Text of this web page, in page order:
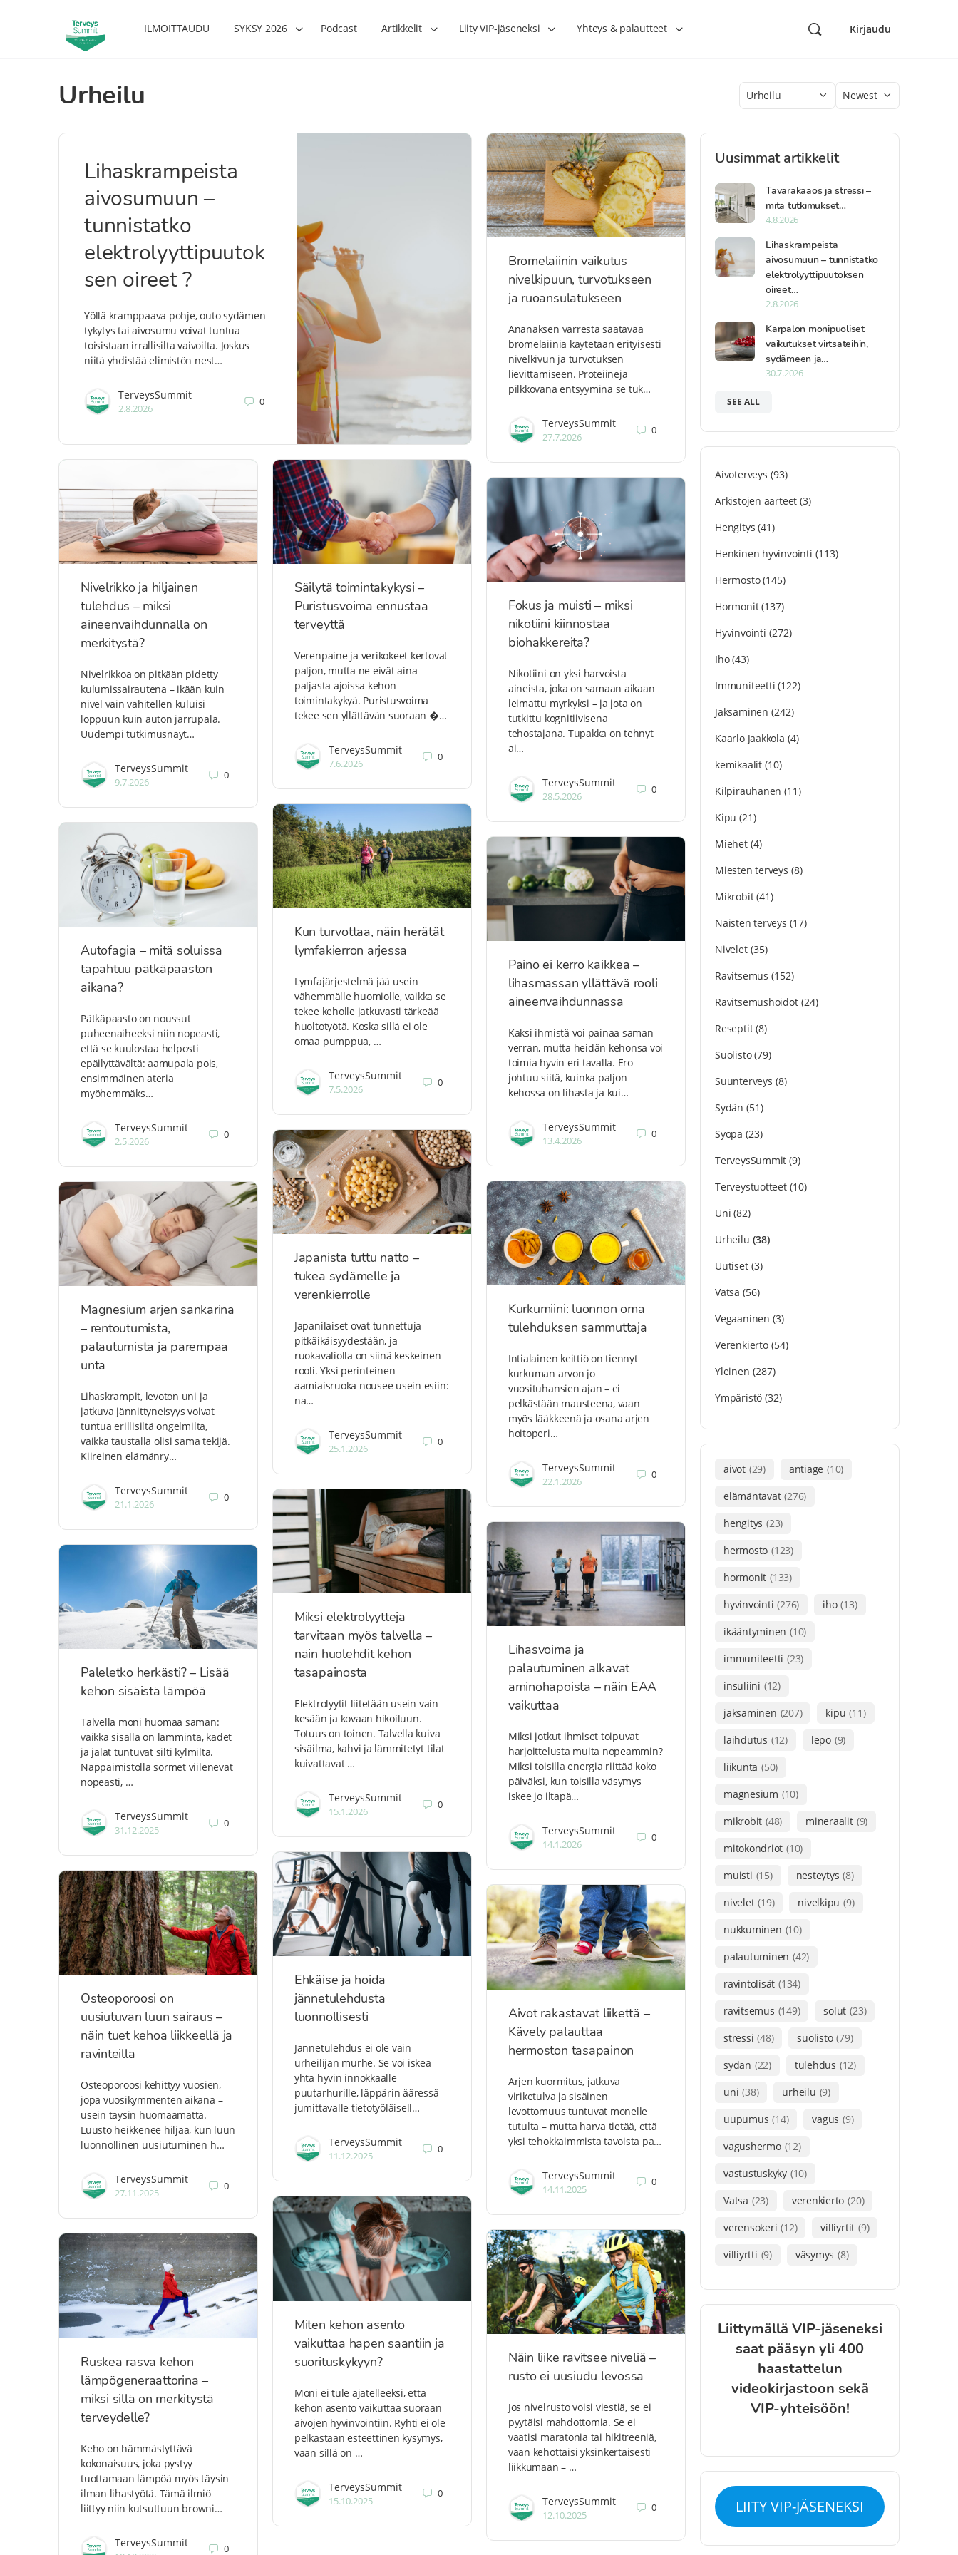
ILMOITTAUDU SYKSY 2026 Podcast Artikkelit Liity VIP-jäseneksi Yhteys & palautteet Kirjaudu
Urheilu Category
Sort
Lihaskrampeista
aivosumuun –
tunnistatko
elektrolyyttipuutok
sen oireet ?
Yöllä kramppaava pohje, outo sydämen
tykytys tai aivosumu voivat tuntua
toisistaan irrallisilta vaivoilta. Joskus
niitä yhdistää elimistön nest…
TerveysSummit
2.8.2026
0
Bromelaiinin vaikutus
nivelkipuun, turvotukseen
ja ruoansulatukseen
Ananaksen varresta saatavaa
bromelaiinia käytetään erityisesti
nivelkivun ja turvotuksen
lievittämiseen. Proteiineja
pilkkovana entsyyminä se tuk…
TerveysSummit
27.7.2026
0
Nivelrikko ja hiljainen
tulehdus – miksi
aineenvaihdunnalla on
merkitystä?
Nivelrikkoa on pitkään pidetty
kulumissairautena – ikään kuin
nivel vain vähitellen kuluisi
loppuun kuin auton jarrupala.
Uudempi tutkimusnäyt…
TerveysSummit
9.7.2026
0
Säilytä toimintakykysi –
Puristusvoima ennustaa
terveyttä
Verenpaine ja verikokeet kertovat
paljon, mutta ne eivät aina
paljasta ajoissa kehon
toimintakykyä. Puristusvoima
tekee sen yllättävän suoraan �…
TerveysSummit
7.6.2026
0
Fokus ja muisti – miksi
nikotiini kiinnostaa
biohakkereita?
Nikotiini on yksi harvoista
aineista, joka on samaan aikaan
leimattu myrkyksi – ja jota on
tutkittu kognitiivisena
tehostajana. Tupakka on tehnyt
ai…
TerveysSummit
28.5.2026
0
Kun turvottaa, näin herätät
lymfakierron arjessa
Lymfajärjestelmä jää usein
vähemmälle huomiolle, vaikka se
tekee keholle jatkuvasti tärkeää
huoltotyötä. Koska sillä ei ole
omaa pumppua, …
TerveysSummit
7.5.2026
0
Autofagia – mitä soluissa
tapahtuu pätkäpaaston
aikana?
Pätkäpaasto on noussut
puheenaiheeksi niin nopeasti,
että se kuulostaa helposti
epäilyttävältä: aamupala pois,
ensimmäinen ateria
myöhemmäks…
TerveysSummit
2.5.2026
0
Paino ei kerro kaikkea –
lihasmassan yllättävä rooli
aineenvaihdunnassa
Kaksi ihmistä voi painaa saman
verran, mutta heidän kehonsa voi
toimia hyvin eri tavalla. Ero
johtuu siitä, kuinka paljon
kehossa on lihasta ja kui…
TerveysSummit
13.4.2026
0
Japanista tuttu natto –
tukea sydämelle ja
verenkierrolle
Japanilaiset ovat tunnettuja
pitkäikäisyydestään, ja
ruokavaliolla on siinä keskeinen
rooli. Yksi perinteinen
aamiaisruoka nousee usein esiin:
na…
TerveysSummit
25.1.2026
0
Kurkumiini: luonnon oma
tulehduksen sammuttaja
Intialainen keittiö on tiennyt
kurkuman arvon jo
vuosituhansien ajan – ei
pelkästään mausteena, vaan
myös lääkkeenä ja osana arjen
hoitoperi…
TerveysSummit
22.1.2026
0
Magnesium arjen sankarina
– rentoutumista,
palautumista ja parempaa
unta
Lihaskrampit, levoton uni ja
jatkuva jännittyneisyys voivat
tuntua erillisiltä ongelmilta,
vaikka taustalla olisi sama tekijä.
Kiireinen elämänry…
TerveysSummit
21.1.2026
0
Miksi elektrolyyttejä
tarvitaan myös talvella –
näin huolehdit kehon
tasapainosta
Elektrolyytit liitetään usein vain
kesään ja kovaan hikoiluun.
Totuus on toinen. Talvella kuiva
sisäilma, kahvi ja lämmitetyt tilat
kuivattavat …
TerveysSummit
15.1.2026
0
Lihasvoima ja
palautuminen alkavat
aminohapoista – näin EAA
vaikuttaa
Miksi jotkut ihmiset toipuvat
harjoittelusta muita nopeammin?
Miksi toisilla energia riittää koko
päiväksi, kun toisilla väsymys
iskee jo iltapä…
TerveysSummit
14.1.2026
0
Paleletko herkästi? – Lisää
kehon sisäistä lämpöä
Talvella moni huomaa saman:
vaikka sisällä on lämmintä, kädet
ja jalat tuntuvat silti kylmiltä.
Näppäimistöllä sormet viilenevät
nopeasti, …
TerveysSummit
31.12.2025
0
Ehkäise ja hoida
jännetulehdusta
luonnollisesti
Jännetulehdus ei ole vain
urheilijan murhe. Se voi iskeä
yhtä hyvin innokkaalle
puutarhurille, läppärin ääressä
jumittavalle tietotyöläisell…
TerveysSummit
11.12.2025
0
Osteoporoosi on
uusiutuvan luun sairaus –
näin tuet kehoa liikkeellä ja
ravinteilla
Osteoporoosi kehittyy vuosien,
jopa vuosikymmenten aikana –
usein täysin huomaamatta.
Luusto heikkenee hiljaa, kun luun
luonnollinen uusiutuminen h…
TerveysSummit
27.11.2025
0
Aivot rakastavat liikettä –
Kävely palauttaa
hermoston tasapainon
Arjen kuormitus, jatkuva
viriketulva ja sisäinen
levottomuus tuntuvat monelle
tutulta – mutta harva tietää, että
yksi tehokkaimmista tavoista pa…
TerveysSummit
14.11.2025
0
Miten kehon asento
vaikuttaa hapen saantiin ja
suorituskykyyn?
Moni ei tule ajatelleeksi, että
kehon asento vaikuttaa suoraan
aivojen hyvinvointiin. Ryhti ei ole
pelkästään esteettinen kysymys,
vaan sillä on …
TerveysSummit
15.10.2025
0
Näin liike ravitsee niveliä –
rusto ei uusiudu levossa
Jos nivelrusto voisi viestiä, se ei
pyytäisi mahdottomia. Se ei
vaatisi maratonia tai hikitreeniä,
vaan kehottaisi yksinkertaisesti
liikkumaan – …
TerveysSummit
12.10.2025
0
Ruskea rasva kehon
lämpögeneraattorina –
miksi sillä on merkitystä
terveydelle?
Keho on hämmästyttävä
kokonaisuus, joka pystyy
tuottamaan lämpöä myös täysin
ilman lihastyötä. Tämä ilmiö
liittyy niin kutsuttuun browni…
TerveysSummit 0
Uusimmat artikkelit
Tavarakaaos ja stressi –
mitä tutkimukset…
4.8.2026
Lihaskrampeista
aivosumuun – tunnistatko
elektrolyyttipuutoksen
oireet…
2.8.2026
Karpalon monipuoliset
vaikutukset virtsateihin,
sydämeen ja…
30.7.2026
SEE ALL
Aivoterveys (93)
Arkistojen aarteet (3)
Hengitys (41)
Henkinen hyvinvointi (113)
Hermosto(145)
Hormonit(137)
Hyvinvointi (272)
Iho(43)
Immuniteetti (122)
Jaksaminen (242)
Kaarlo Jaakkola (4)
kemikaalit(10)
Kilpirauhanen (11)
Kipu (21)
Miehet(4)
Miesten terveys (8)
Mikrobit(41)
Naisten terveys (17)
Nivelet(35)
Ravitsemus (152)
Ravitsemushoidot(24)
Reseptit(8)
Suolisto(79)
Suunterveys (8)
Sydän (51)
Syöpä (23)
TerveysSummit (9)
Terveystuotteet(10)
Uni (82)
Urheilu (38)
Uutiset(3)
Vatsa (56)
Vegaaninen (3)
Verenkierto(54)
Yleinen (287)
Ympäristö (32)
aivot (29) antiage (10)
elämäntavat (276)
hengitys (23)
hermosto (123)
hormonit (133)
hyvinvointi (276) iho (13)
ikääntyminen (10)
immuniteetti (23)
insuliini (12)
jaksaminen (207) kipu (11)
laihdutus (12) lepo (9)
liikunta (50)
magnesium (10)
mikrobit (48) mineraalit (9)
mitokondriot (10)
muisti (15) nesteytys (8)
nivelet (19) nivelkipu (9)
nukkuminen (10)
palautuminen (42)
ravintolisät (134)
ravitsemus (149) solut (23)
stressi (48) suolisto (79)
sydän (22) tulehdus (12)
uni (38) urheilu (9)
uupumus (14) vagus (9)
vagushermo (12)
vastustuskyky (10)
Vatsa (23) verenkierto (20)
verensokeri (12) villiyrtit (9)
villiyrtti (9) väsymys (8)
Liittymällä VIP-jäseneksi
saat pääsyn yli 400
haastattelun
videokirjastoon sekä
VIP-yhteisöön!
LIITY VIP-JÄSENEKSI